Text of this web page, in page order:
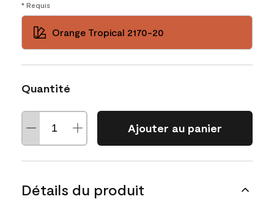
* Requis
Orange Tropical 2170-20
Quantité
Ajouter au panier
Détails du produit